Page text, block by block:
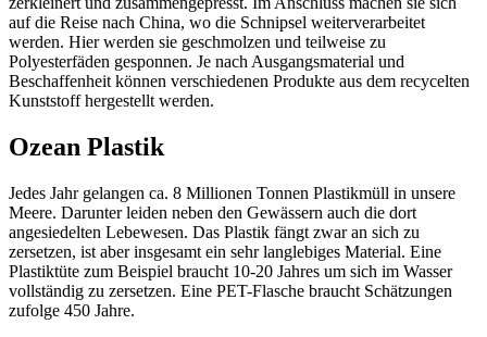
auf die Reise nach China, wo die Schnipsel weiterverarbeitet
werden. Hier werden sie geschmolzen und teilweise zu
Polyesterfäden gesponnen. Je nach Ausgangsmaterial und
Beschaffenheit können verschiedenen Produkte aus dem recycelten
Kunststoff hergestellt werden.
Ozean Plastik
Jedes Jahr gelangen ca. 8 Millionen Tonnen Plastikmüll in unsere
Meere. Darunter leiden neben den Gewässern auch die dort
angesiedelten Lebewesen. Das Plastik fängt zwar an sich zu
zersetzen, ist aber insgesamt ein sehr langlebiges Material. Eine
Plastiktüte zum Beispiel braucht 10-20 Jahres um sich im Wasser
vollständig zu zersetzen. Eine PET-Flasche braucht Schätzungen
zufolge 450 Jahre.